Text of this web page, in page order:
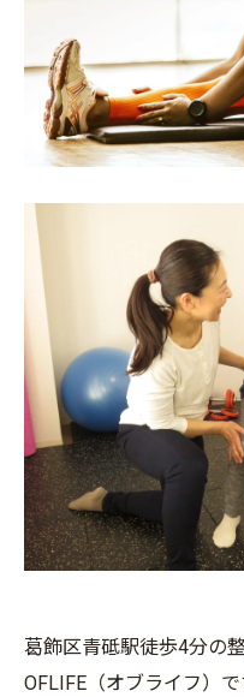
葛飾区青砥駅徒歩4分の
OFLIFE（オブライフ）で